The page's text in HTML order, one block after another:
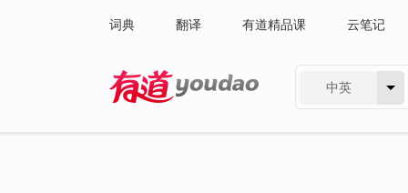
词典 翻译 有道精品课 云笔记
中英